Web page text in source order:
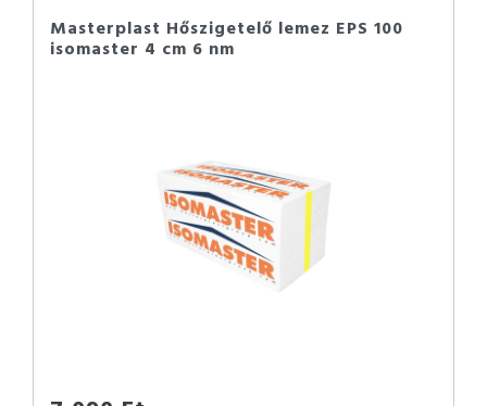
Masterplast Hőszigetelő lemez EPS 100
isomaster 4 cm 6 nm